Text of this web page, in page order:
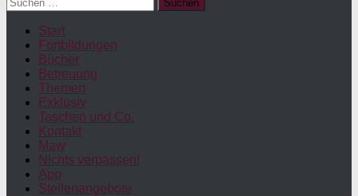
nach:
Start
Fortbildungen
Bücher
Betreuung
Themen
Exklusiv
Taschen und Co.
Kontakt
Maw
Nichts verpassen!
App
Stellenangebote